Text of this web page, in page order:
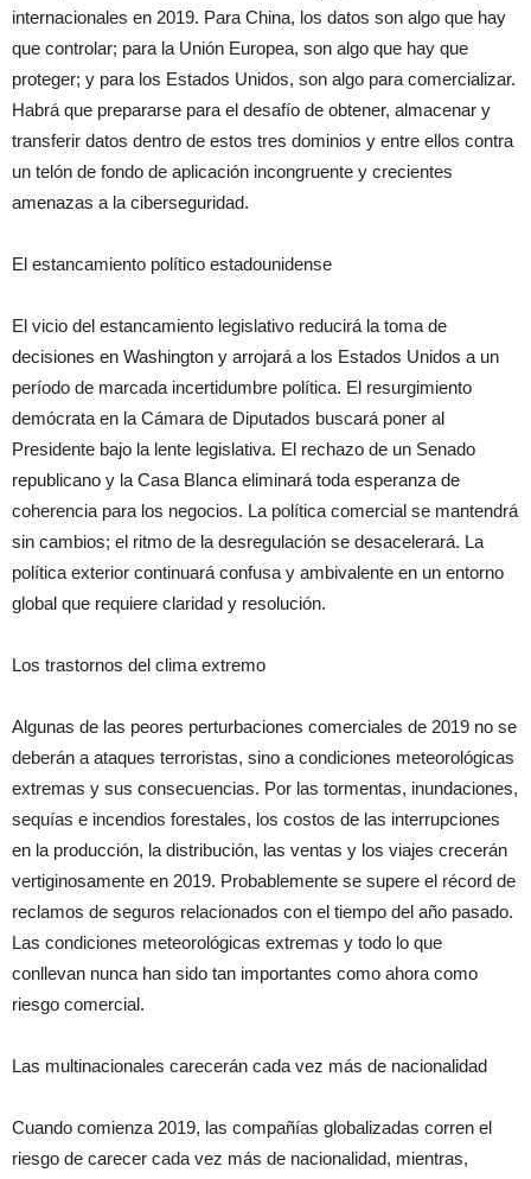
internacionales en 2019. Para China, los datos son algo que hay
que controlar; para la Unión Europea, son algo que hay que
proteger; y para los Estados Unidos, son algo para comercializar.
Habrá que prepararse para el desafío de obtener, almacenar y
transferir datos dentro de estos tres dominios y entre ellos contra
un telón de fondo de aplicación incongruente y crecientes
amenazas a la ciberseguridad.
El estancamiento político estadounidense
El vicio del estancamiento legislativo reducirá la toma de
decisiones en Washington y arrojará a los Estados Unidos a un
período de marcada incertidumbre política. El resurgimiento
demócrata en la Cámara de Diputados buscará poner al
Presidente bajo la lente legislativa. El rechazo de un Senado
republicano y la Casa Blanca eliminará toda esperanza de
coherencia para los negocios. La política comercial se mantendrá
sin cambios; el ritmo de la desregulación se desacelerará. La
política exterior continuará confusa y ambivalente en un entorno
global que requiere claridad y resolución.
Los trastornos del clima extremo
Algunas de las peores perturbaciones comerciales de 2019 no se
deberán a ataques terroristas, sino a condiciones meteorológicas
extremas y sus consecuencias. Por las tormentas, inundaciones,
sequías e incendios forestales, los costos de las interrupciones
en la producción, la distribución, las ventas y los viajes crecerán
vertiginosamente en 2019. Probablemente se supere el récord de
reclamos de seguros relacionados con el tiempo del año pasado.
Las condiciones meteorológicas extremas y todo lo que
conllevan nunca han sido tan importantes como ahora como
riesgo comercial.
Las multinacionales carecerán cada vez más de nacionalidad
Cuando comienza 2019, las compañías globalizadas corren el
riesgo de carecer cada vez más de nacionalidad, mientras,